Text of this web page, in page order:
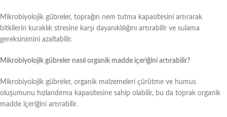
Mikrobiyolojik gübreler, toprağın nem tutma kapasitesini artırarak
bitkilerin kuraklık stresine karşı dayanıklılığını artırabilir ve sulama
gereksinimini azaltabilir.
Mikrobiyolojik gübreler nasıl organik madde içeriğini artırabilir?
Mikrobiyolojik gübreler, organik malzemeleri çürütme ve humus
oluşumunu hızlandırma kapasitesine sahip olabilir, bu da toprak organik
madde içeriğini artırabilir.